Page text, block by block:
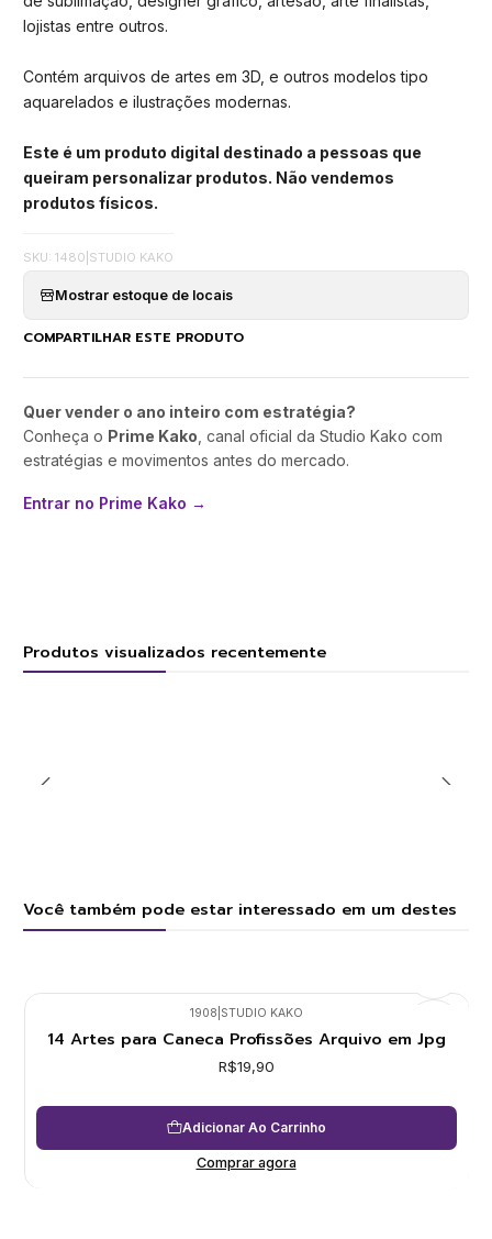
lojistas entre outros.
Contém arquivos de artes em 3D, e outros modelos tipo
aquarelados e ilustrações modernas.
Este é um produto digital destinado a pessoas que
queiram personalizar produtos. Não vendemos
produtos físicos.
SKU: 1480 STUDIO KAKO
Mostrar estoque de locais
COMPARTILHAR ESTE PRODUTO
Quer vender o ano inteiro com estratégia?
Conheça o Prime Kako , canal oficial da Studio Kako com
estratégias e movimentos antes do mercado.
Entrar no Prime Kako →
Produtos visualizados recentemente
Você também pode estar interessado em um destes
1908 STUDIO KAKO
14 Artes para Caneca Profissões Arquivo em Jpg
R$19,90
Adicionar Ao Carrinho
Comprar agora